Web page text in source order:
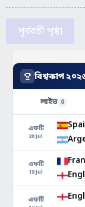
পূর্ববর্তী পৃষ্ঠা